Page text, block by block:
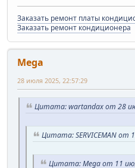
Заказать ремонт платы
Заказать ремонт кондиционера
Mega
28 июля 2025, 22:57:29
Цитата: wartandax от 28
Цитата: SERVICEMAN от
Цитата: Mega от 11